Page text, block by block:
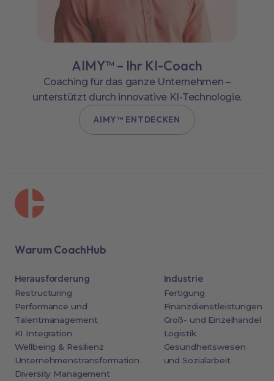
AIMY™ – Ihr KI-Coach
Coaching für das ganze Unternehmen –
unterstützt durch innovative KI-Technologie.
AIMY™ ENTDECKEN
Warum CoachHub
Herausforderung
Restructuring
Performance und
Talentmanagement
KI Integration
Wellbeing & Resilienz
Unternehmenstransformation
Diversity Management
Industrie
Fertigung
Finanzdienstleistungen
Groß- und Einzelhandel
Logistik
Gesundheitswesen
und Sozialarbeit